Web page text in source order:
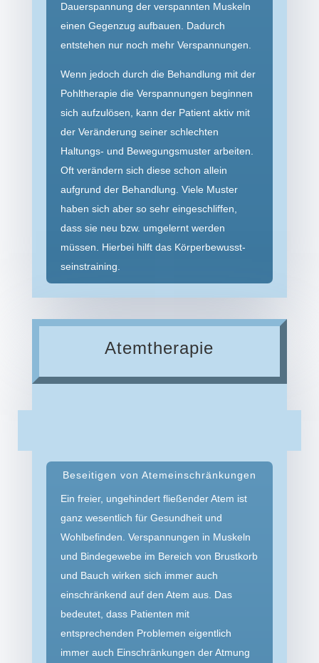
Dauer­spannung der verspannten Muskeln
einen Gegenzug aufbauen. Dadurch
entstehen nur noch mehr Verspannungen.
Wenn jedoch durch die Behandlung mit der
Pohltherapie die Verspan­nungen beginnen
sich aufzulösen, kann der Patient aktiv mit
der Veränderung seiner schlechten
Haltungs- und Bewegungs­muster arbeiten.
Oft verändern sich diese schon allein
aufgrund der Behandlung. Viele Muster
haben sich aber so sehr eingeschliffen,
dass sie neu bzw. umgelernt werden
müssen. Hierbei hilft das Körperbewusst­
seins­training.
Atemtherapie
Beseitigen von Atemeinschränkungen
Ein freier, ungehindert fließender Atem ist
ganz wesentlich für Gesundheit und
Wohlbefinden. Verspannungen in Muskeln
und Bindegewebe im Bereich von Brustkorb
und Bauch wirken sich immer auch
einschränkend auf den Atem aus. Das
bedeutet, dass Patienten mit
entsprechenden Problemen eigentlich
immer auch Einschränkungen der Atmung